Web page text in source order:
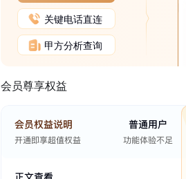
关键电话直连
甲方分析查询
会员尊享权益